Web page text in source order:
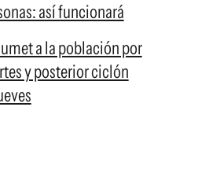
así funcionará
a la población por
y posterior ciclón